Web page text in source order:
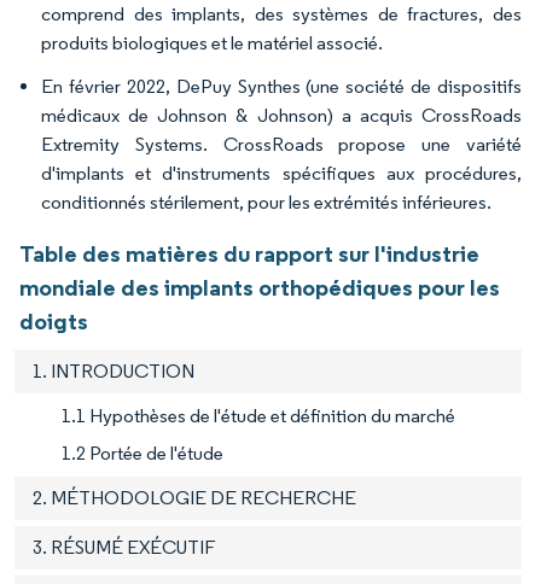
comprend des implants, des systèmes de fractures, des
produits biologiques et le matériel associé.
En février 2022, DePuy Synthes (une société de dispositifs
médicaux de Johnson & Johnson) a acquis CrossRoads
Extremity Systems. CrossRoads propose une variété
d'implants et d'instruments spécifiques aux procédures,
conditionnés stérilement, pour les extrémités inférieures.
Table des matières du rapport sur l'industrie
mondiale des implants orthopédiques pour les
doigts
1. INTRODUCTION
1.1 Hypothèses de l'étude et définition du marché
1.2 Portée de l'étude
2. MÉTHODOLOGIE DE RECHERCHE
3. RÉSUMÉ EXÉCUTIF